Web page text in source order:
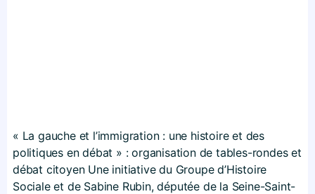
« La gauche et l’immigration : une histoire et des
politiques en débat » : organisation de tables-rondes et
débat citoyen Une initiative du Groupe d’Histoire
Sociale et de Sabine Rubin, députée de la Seine-Saint-